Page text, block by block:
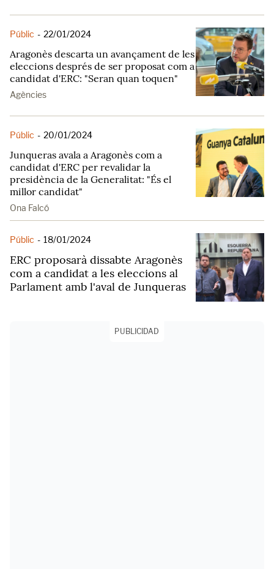
Públic - 22/01/2024
Aragonès descarta un avançament de les
eleccions després de ser proposat com a
candidat d'ERC: "Seran quan toquen"
Agències
Públic - 20/01/2024
Junqueras avala a Aragonès com a
candidat d'ERC per revalidar la
presidència de la Generalitat: "És el
millor candidat"
Ona Falcó
Públic - 18/01/2024
ERC proposarà dissabte Aragonès
com a candidat a les eleccions al
Parlament amb l'aval de Junqueras
PUBLICIDAD